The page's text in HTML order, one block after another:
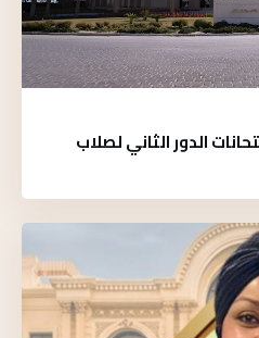
الدور الثاني لصلاب